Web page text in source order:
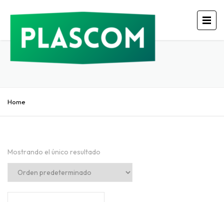
Home
Mostrando el único resultado